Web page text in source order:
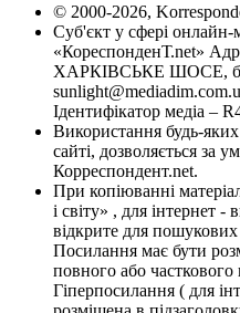
© 2000-2026,
Суб'єкт у сфері онлайн-
«КореспонденТ.net»
ХАРКІВСЬКЕ ШОСЕ,
Ідентифікатор медіа –
Використання будь-
сайті, дозволяється за
Корреспондент.net.
При копіюванні
і світу» , для інтернет
відкрите для
Посилання має бути
повного або часткового
Гіперпосилання ( для